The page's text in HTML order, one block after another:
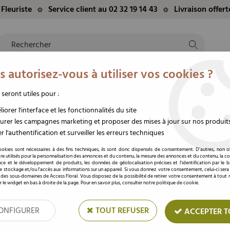
Service client au 02 32 19 14 43 Livraison
EVÈNEMENTS
DU MOMENT
FLEURS/PLANTES DEUIL
Tête Diamant 5mm ( x 12 )
Epingle Tête
Soyez le premier à donner votre
Prix : Connectez-
Réf. :41-62381
Épingle avec tête diamant sur tige
autorisez-vous à utiliser vos cookies ?
seront utiles pour :
l'interface et les fonctionnalités du site
les campagnes marketing et proposer des mises à jour sur nos
l'authentification et surveiller les erreurs techniques
sont nécessaires à des fins techniques, ils sont donc dispensés de consentement. D'autres, non
utilisés pour la personnalisation des annonces et du contenu, la mesure des annonces et du contenu, la
et le développement de produits, les données de géolocalisation précises et l'identification par le
stockage et/ou l'accès aux informations sur un appareil. Si vous donnez votre consentement, celui-ci
des sous-domaines de Access Floral. Vous disposez de la possibilité de retirer votre consentement à tout
le widget en bas à droite de la page. Pour en savoir plus, consulter notre politique de cookie.
TOUT REFUSER ACCEPTER